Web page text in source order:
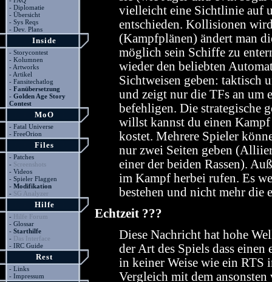
- Diplomatie
- Übersicht
- Sys Reqs
- Dev. Plans
Inside
- Storycontest
- Kolumnen
- Artworks
- Artikel
- Fansitechatlog
- Fanübersetzung
- Golden Age Story
Contest
MoO
- Fatal Universe
- FreeOrion
Files
- Patches
- Screenshots
- Videos
- Spieler Flaggen
- Modifikation
- SG Analyzer
Hilfe
- Hilfe Forum
- Glossar
- Starthilfe
- Das Interface
- IRC Guide
Rest
- Links
- Impressum
vielleicht eine Sichtlinie auf
entschieden. Kollisionen
(Kampfplänen) ändert man
möglich sein Schiffe zu
wieder den beliebten
Sichtweisen geben: taktisch
und zeigt nur die TFs an um
befehligen. Die strategische
willst kannst du einen Kampf
kostet. Mehrere Spieler
nur zwei Seiten geben
einer der beiden Rassen).
im Kampf herbei rufen. Es
bestehen und nicht mehr die
Echtzeit ???
Diese Nachricht hat hohe
der Art des Spiels dass
in keiner Weise wie ein RTS
Vergleich mit dem